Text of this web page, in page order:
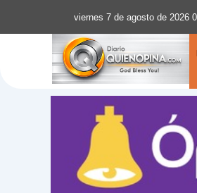
viernes 7 de agosto de 2026